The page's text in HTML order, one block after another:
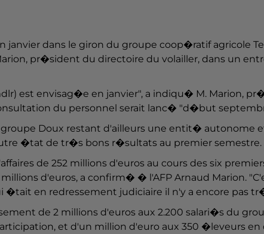
janvier dans le giron du groupe coop�ratif agricole
pr�sident du directoire du volailler, dans un
est envisag�e en janvier", a indiqu� M. Marion,
du personnel serait lanc� "d�but
groupe Doux restant d'ailleurs une entit� autonome
�tat de tr�s bons r�sultats au premier semestre.
de 252 millions d'euros au cours des six
d'euros, a confirm� � l'AFP Arnaud Marion.
en redressement judiciaire il n'y a encore pas
de 2 millions d'euros aux 2.200 salari�s du
et d'un million d'euro aux 350 �leveurs en